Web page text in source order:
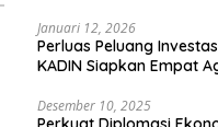
Januari 12, 2026
Perluas Peluang
KADIN Siapkan Empat
Desember 10, 2025